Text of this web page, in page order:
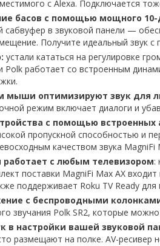
с Alexa. Подключается
басов с помощью мощного
в звуковой панели —
Получите идеальный звук
устали кататься на регулировке
работает со встроенным
оптимизируют звук для
режим включает диалоги и
с помощью
пропускной способностью и
качеством звука MagniFi
работает с любым телевизором:
поставки MagniFi Max AX
поддерживает Roku TV Ready
с беспроводными
звучания Polk SR2, которые
в настройки вашей звуковой
размещают на полке. AV-ресивер